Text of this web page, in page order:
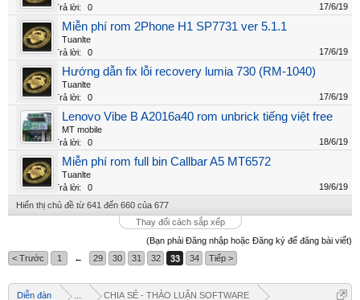
Trả lời:
0 17/6/19
Miễn phí rom 2Phone H1 SP7731 ver 5.1.1
Tuanlte
Trả lời:
0 17/6/19
Hướng dẫn fix lỗi recovery lumia 730 (RM-1040)
Tuanlte
Trả lời:
0 17/6/19
Lenovo Vibe B A2016a40 rom unbrick tiếng việt free
MT mobile
Trả lời:
0 18/6/19
Miễn phí rom full bin Callbar A5 MT6572
Tuanlte
Trả lời:
0
19/6/19
Hiển thị chủ đề từ 641 đến 660 của 677
Thay đổi cách sắp xếp
(Bạn phải Đăng nhập hoặc Đăng ký để đăng bài viết)
< Trước
1 ← 29 30 31 32 33 34 Tiếp >
Diễn đàn CHIA SẺ - THẢO LUẬN SOFTWARE